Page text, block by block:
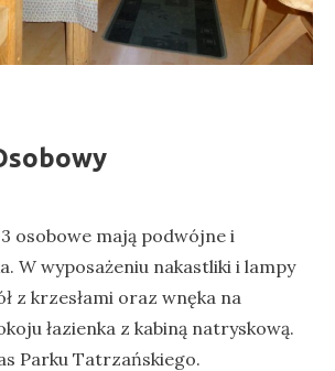
osobowe mają podwójne i
W wyposażeniu nakastliki i lampy
z krzesłami oraz wnęka na
łazienka z kabiną natryskową.
Parku Tatrzańskiego.